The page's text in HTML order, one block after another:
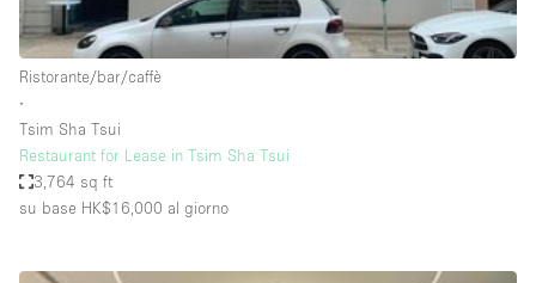
Magazzino
Negozio in centro commerciale
Sala conferenze
Sala riunioni
Spazio creativo
Ristorante/bar/caffè
∙
Tsim Sha Tsui
Restaurant for Lease in Tsim Sha Tsui
3,764 sq ft
su base HK$16,000 al giorno